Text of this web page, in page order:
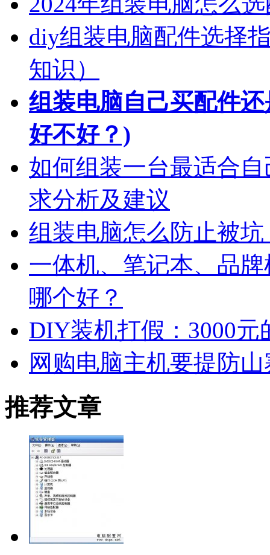
diy组装电脑配件选择
知识）
组装电脑自己买配件
好不好？)
如何组装一台最适合
求分析及建议
组装电脑怎么防止被
一体机、笔记本、品
哪个好？
DIY装机打假：3000元
网购电脑主机要提防
推荐文章